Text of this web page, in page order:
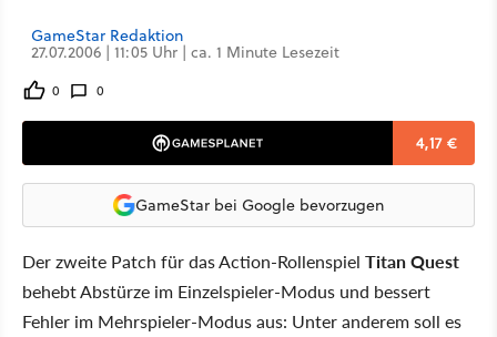
GameStar Redaktion
27.07.2006 | 11:05 Uhr | ca. 1 Minute Lesezeit
0 0
4,17 €
GameStar bei Google bevorzugen
Der zweite Patch für das Action-Rollenspiel Titan Quest
behebt Abstürze im Einzelspieler-Modus und bessert
Fehler im Mehrspieler-Modus aus: Unter anderem soll es